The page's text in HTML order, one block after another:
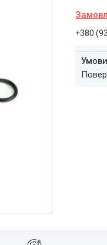
+380